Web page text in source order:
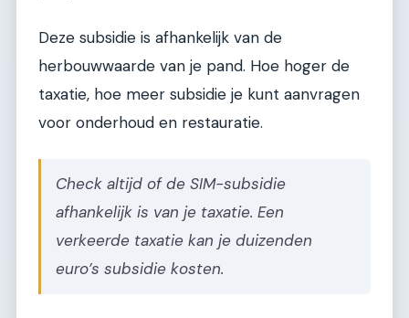
Deze subsidie is afhankelijk van de
herbouwwaarde van je pand. Hoe hoger de
taxatie, hoe meer subsidie je kunt aanvragen
voor onderhoud en restauratie.
Check altijd of de SIM-subsidie
afhankelijk is van je taxatie. Een
verkeerde taxatie kan je duizenden
euro’s subsidie kosten.